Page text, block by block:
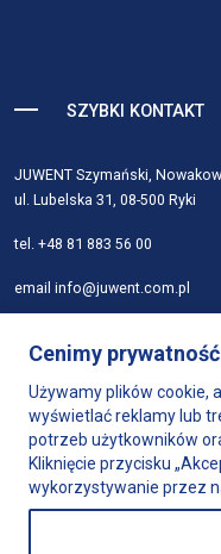
SZYBKI KONTAKT
JUWENT Szymański,
ul. Lubelska 31, 08-500 Ryki
tel. +48 81 883 56 00
email info@juwent.com.pl
Firma
Produkty
Dobór urządzeń
Wsparcie
Sklep
Kontakt
Cenimy
Używamy plików cookie,
wyświetlać reklamy lub
potrzeb użytkowników
Kliknięcie przycisku
wykorzystywanie przez